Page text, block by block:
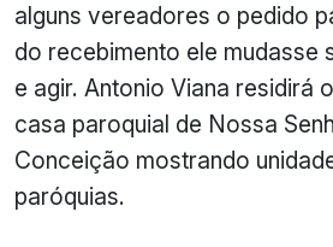
alguns vereadores o pedido
do recebimento ele mudasse
e agir. Antonio Viana residirá
casa paroquial de Nossa
Conceição mostrando
paróquias.